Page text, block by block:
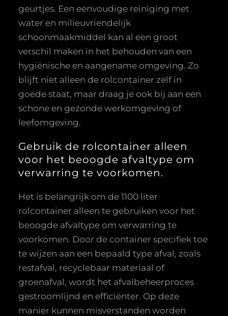
geurtjes. Een eenvoudige reiniging met
water en milieuvriendelijk
schoonmaakmiddel kan al een groot
verschil maken in het behouden van een
hygiënische en aangename omgeving. Zo
blijft niet alleen de rolcontainer zelf in
goede staat, maar draag je ook bij aan een
schone en gezonde werkomgeving of
leefomgeving.
Gebruik de rolcontainer alleen
voor het beoogde afvaltype om
verwarring te voorkomen.
Het is belangrijk om de 1100 liter
rolcontainer alleen te gebruiken voor het
beoogde afvaltype om verwarring te
voorkomen. Door de container specifiek toe
te wijzen aan een bepaald type afval, zoals
restafval, recyclebaar materiaal of
groenafval, wordt het afvalbeheerproces
gestroomlijnd en efficiënter. Op deze
manier kunnen misverstanden worden